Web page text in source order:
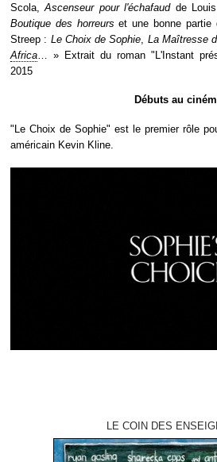
Scola,Ascenseur pour l'échafaudde Louis
Boutique des horreurs et une bonne partie
Streep : Le Choix de Sophie La Maîtresse
Africa … » Extrait du roman "L'Instant
2015
Débuts au
"Le Choix de Sophie" est le premier rôle
américain Kevin Kline.
LE COIN DES